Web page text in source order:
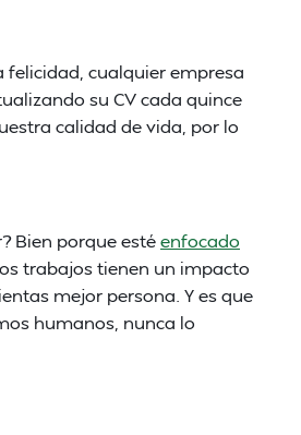
felicidad, cualquier empresa
su CV cada quince
calidad de vida, por lo
Bien porque estéenfocado
trabajos tienen un impacto
mejor persona. Y es que
humanos, nunca lo